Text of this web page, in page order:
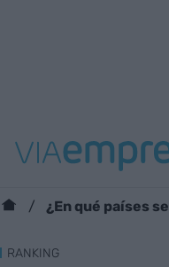
¿En qué países
RANKING